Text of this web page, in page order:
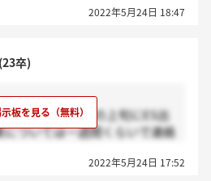
2022年5月24日 18:47
(23卒)
ないです。4月の上旬にES出
については一週間くらいで連絡
2022年5月24日 17:52